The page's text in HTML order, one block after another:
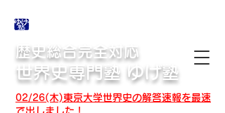
歴史総合完全対応
世界史専門塾 ゆげ塾
02/26(木)東京大学世界史の解答速報を最速
で出しました！